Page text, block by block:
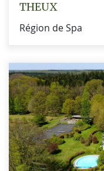
THEUX
Région de Spa